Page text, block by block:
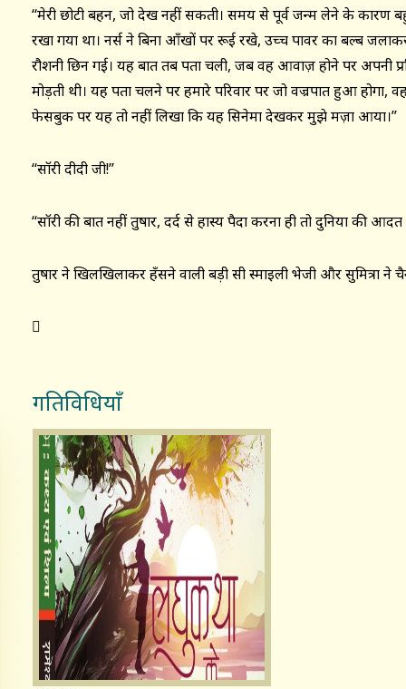
‘‘मेरी छोटी बहन, जो देख नहीं सकती। समय से पूर्व जन्म लेने के कारण
रखा गया था। नर्स ने बिना आँखों पर रूई रखे, उच्च पावर का बल्ब
रौशनी छिन गई। यह बात तब पता चली, जब वह आवाज़ होने पर अपनी
मोड़ती थी। यह पता चलने पर हमारे परिवार पर जो वज्रपात हुआ
फेसबुक पर यह तो नहीं लिखा कि यह सिनेमा देखकर मुझे मज़ा आया।’’
‘‘सॉरी दीदी जी!’’
‘‘सॉरी की बात नहीं तुषार, दर्द से हास्य पैदा करना ही तो दुनिया की
तुषार ने खिलखिलाकर हँसने वाली बड़ी सी स्माइली भेजी और सुमित्रा ने

गतिविधियाँ